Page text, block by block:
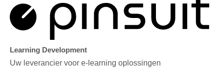
Learning Development
Uw leverancier voor e-learning oplossingen